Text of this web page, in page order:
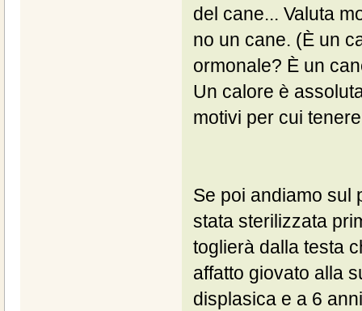
del cane... Valuta
no un cane. (È un
ormonale? È un
Un calore è
motivi per cui
Se poi andiamo sul
stata sterilizzata
toglierà dalla testa
affatto giovato alla
displasica e a 6